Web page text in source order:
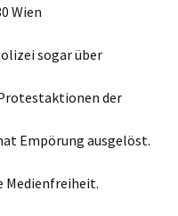
Wien
sogar über
der
Empörung ausgelöst.
Medienfreiheit.